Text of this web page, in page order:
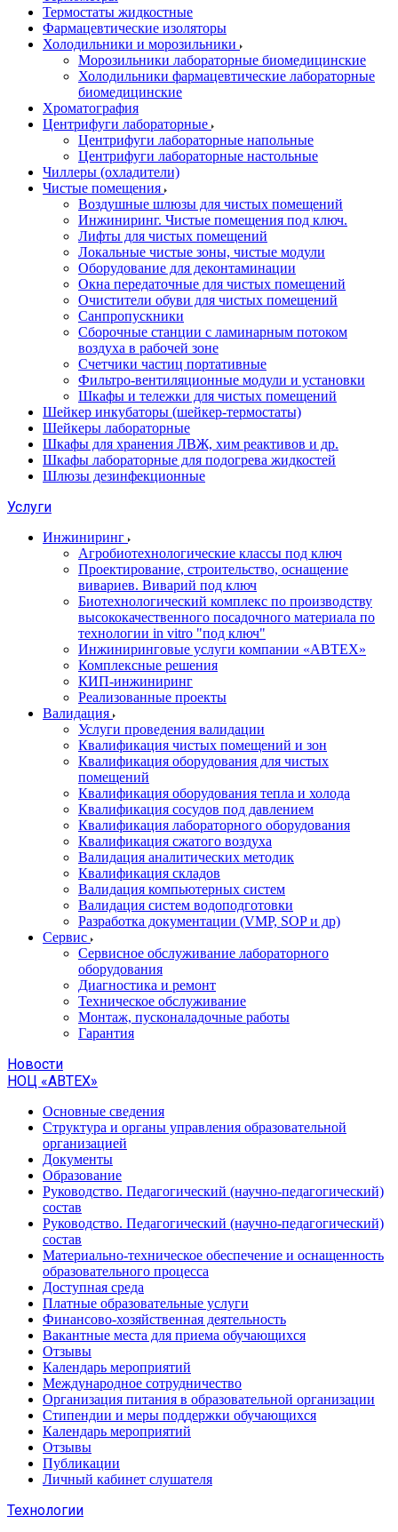
Термостаты жидкостные
Фармацевтические изоляторы
Холодильники и морозильники
Морозильники лабораторные биомедицинские
Холодильники фармацевтические лабораторные
биомедицинские
Хроматография
Центрифуги лабораторные
Центрифуги лабораторные напольные
Центрифуги лабораторные настольные
Чиллеры (охладители)
Чистые помещения
Воздушные шлюзы для чистых помещений
Инжиниринг. Чистые помещения под ключ.
Лифты для чистых помещений
Локальные чистые зоны, чистые модули
Оборудование для деконтаминации
Окна передаточные для чистых помещений
Очистители обуви для чистых помещений
Санпропускники
Сборочные станции с ламинарным потоком
воздуха в рабочей зоне
Счетчики частиц портативные
Фильтро-вентиляционные модули и установки
Шкафы и тележки для чистых помещений
Шейкер инкубаторы (шейкер-термостаты)
Шейкеры лабораторные
Шкафы для хранения ЛВЖ, хим реактивов и др.
Шкафы лабораторные для подогрева жидкостей
Шлюзы дезинфекционные
Услуги
Инжиниринг
Агробиотехнологические классы под ключ
Проектирование, строительство, оснащение
вивариев. Виварий под ключ
Биотехнологический комплекс по производству
высококачественного посадочного материала по
технологии in vitro "под ключ"
Инжиниринговые услуги компании «АВТЕХ»
Комплексные решения
КИП-инжиниринг
Реализованные проекты
Валидация
Услуги проведения валидации
Квалификация чистых помещений и зон
Квалификация оборудования для чистых
помещений
Квалификация оборудования тепла и холода
Квалификация сосудов под давлением
Квалификация лабораторного оборудования
Квалификация сжатого воздуха
Валидация аналитических методик
Квалификация складов
Валидация компьютерных систем
Валидация систем водоподготовки
Разработка документации (VMP, SOP и др)
Cервис
Сервисное обслуживание лабораторного
оборудования
Диагностика и ремонт
Техническое обслуживание
Монтаж, пусконаладочные работы
Гарантия
Новости
НОЦ «АВТЕХ»
Основные сведения
Структура и органы управления образовательной
организацией
Документы
Образование
Руководство. Педагогический (научно-педагогический)
состав
Руководство. Педагогический (научно-педагогический)
состав
Материально-техническое обеспечение и оснащенность
образовательного процесса
Доступная среда
Платные образовательные услуги
Финансово-хозяйственная деятельность
Вакантные места для приема обучающихся
Отзывы
Календарь мероприятий
Международное сотрудничество
Организация питания в образовательной организации
Стипендии и меры поддержки обучающихся
Календарь мероприятий
Отзывы
Публикации
Личный кабинет слушателя
Технологии